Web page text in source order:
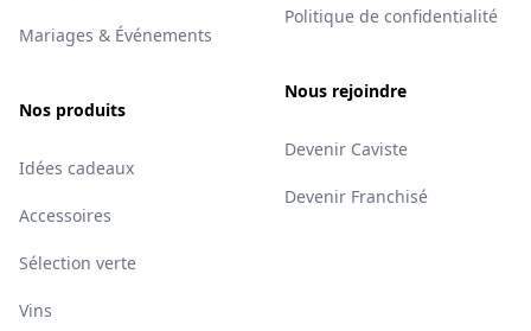
Mariages & Événements
Nos produits
Idées cadeaux
Accessoires
Sélection verte
Vins
Politique de confidentialité
Nous rejoindre
Devenir Caviste
Devenir Franchisé